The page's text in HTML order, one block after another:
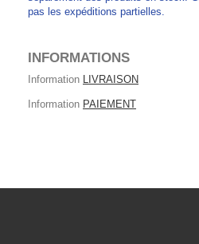
pas les expéditions partielles.
INFORMATIONS
Information LIVRAISON
Information PAIEMENT